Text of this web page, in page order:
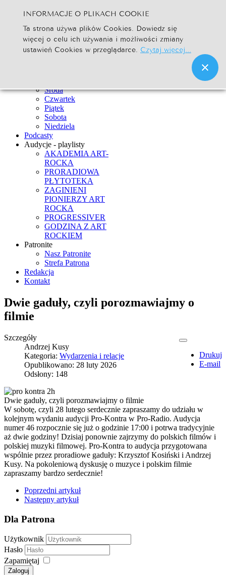
Szukaj... Go
Strona Główna
Newsy
Środa
Czwartek
Piątek
Sobota
Niedziela
Podcasty
Audycje - playlisty
AKADEMIA ART-
ROCKA
PRORADIOWA
PŁYTOTEKA
ZAGINIENI
PIONIERZY ART
ROCKA
PROGRESSIVER
GODZINA Z ART
ROCKIEM
Patronite
Nasz Patronite
Strefa Patrona
Redakcja
Kontakt
Dwie gaduły, czyli porozmawiajmy o
filmie
Drukuj
E-mail
Szczegóły
Andrzej Kusy
Kategoria: Wydarzenia i relacje
Opublikowano: 28 luty 2026
Odsłony: 148
Dwie gaduły, czyli porozmawiajmy o filmie
W sobotę, czyli 28 lutego serdecznie zapraszamy do udziału w
kolejnym wydaniu audycji Pro-Kontra w Pro-Radio. Audycja
numer 46 rozpocznie się już o godzinie 17:00 i potrwa tradycyjnie
aż dwie godziny! Dzisiaj ponownie zajrzymy do polskich filmów i
polskiej muzyki filmowej. Pro-Kontra to audycja przygotowana
wspólnie przez proradiowe gaduły: Krzysztof Kosiński i Andrzej
Kusy. Na pokoleniową dyskusję o muzyce i polskim filmie
zapraszamy bardzo serdecznie!
Poprzedni artykuł
Następny artykuł
Dla Patrona
Użytkownik
Hasło
Zapamiętaj
Zaloguj
INFORMACJE O PLIKACH COOKIE
Ta strona używa plików Cookies. Dowiedz się
więcej o celu ich używania i możliwości zmiany
ustawień Cookies w przeglądarce. Czytaj więcej...